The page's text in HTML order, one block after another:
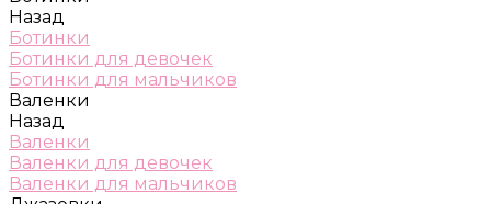
Назад
Ботинки
Ботинки для девочек
Ботинки для мальчиков
Валенки
Назад
Валенки
Валенки для девочек
Валенки для мальчиков